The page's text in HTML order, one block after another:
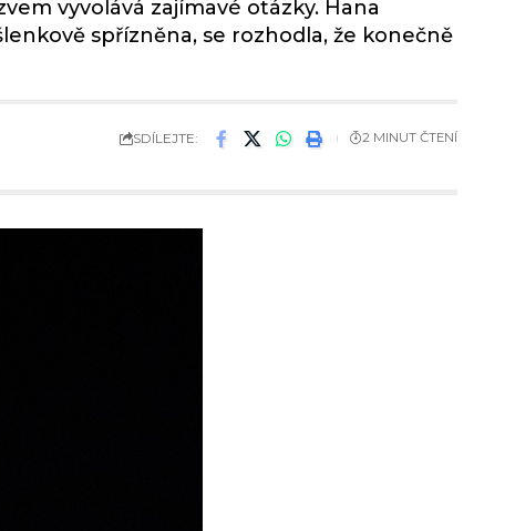
vyvolává zajímavé otázky. Hana
spřízněna, se rozhodla, že konečně
SDÍLEJTE: 2 MINUT ČTENÍ